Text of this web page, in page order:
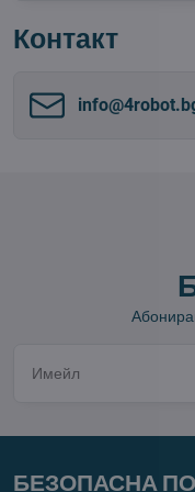
Контакт
БЕЗОПАСНА